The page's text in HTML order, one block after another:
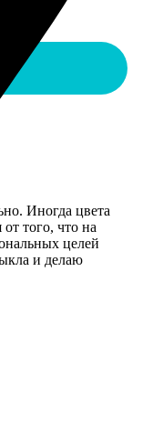
Иногда цвета
того, что на
целей
и делаю